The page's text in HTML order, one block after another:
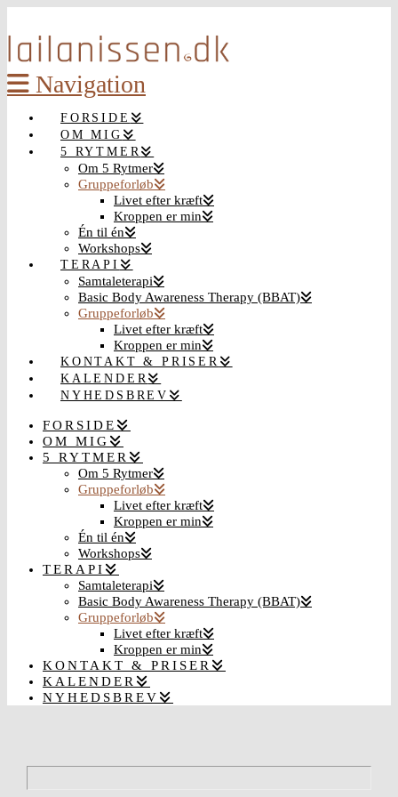
Navigation
FORSIDE
OM MIG
5 RYTMER
Om 5 Rytmer
Gruppeforløb
Livet efter kræft
Kroppen er min
Én til én
Workshops
TERAPI
Samtaleterapi
Basic Body Awareness Therapy (BBAT)
Gruppeforløb
Livet efter kræft
Kroppen er min
KONTAKT & PRISER
KALENDER
NYHEDSBREV
FORSIDE
OM MIG
5 RYTMER
Om 5 Rytmer
Gruppeforløb
Livet efter kræft
Kroppen er min
Én til én
Workshops
TERAPI
Samtaleterapi
Basic Body Awareness Therapy (BBAT)
Gruppeforløb
Livet efter kræft
Kroppen er min
KONTAKT & PRISER
KALENDER
NYHEDSBREV